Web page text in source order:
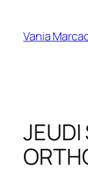
contenu
Vania
JEUDI